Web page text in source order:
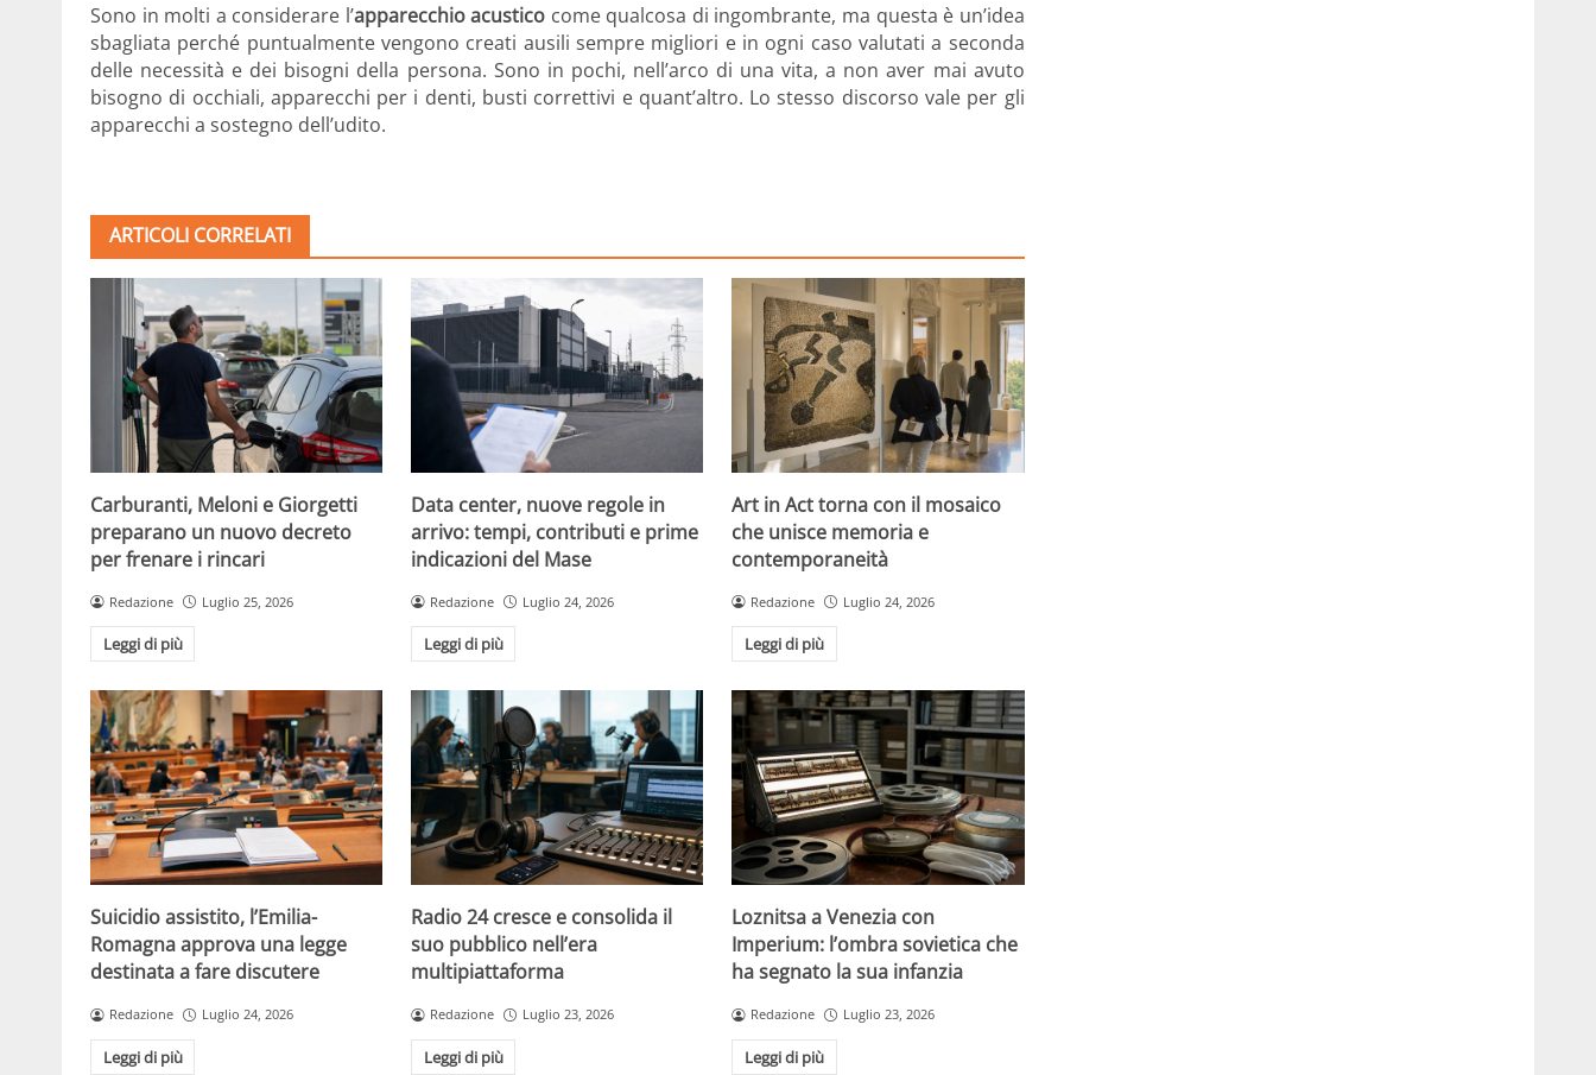
Sono in molti a considerare l’apparecchio acustico come qualcosa di ingombrante, ma questa è un’idea
sbagliata perché puntualmente vengono creati ausili sempre migliori e in ogni caso valutati a seconda
delle necessità e dei bisogni della persona. Sono in pochi, nell’arco di una vita, a non aver mai avuto
bisogno di occhiali, apparecchi per i denti, busti correttivi e quant’altro. Lo stesso discorso vale per gli
apparecchi a sostegno dell’udito.
ARTICOLI CORRELATI
Carburanti, Meloni e Giorgetti
preparano un nuovo decreto
per frenare i rincari
Redazione Luglio 25, 2026
Leggi di più
Data center, nuove regole in
arrivo: tempi, contributi e prime
indicazioni del Mase
Redazione Luglio 24, 2026
Leggi di più
Art in Act torna con il mosaico
che unisce memoria e
contemporaneità
Redazione Luglio 24, 2026
Leggi di più
Suicidio assistito, l’Emilia-
Romagna approva una legge
destinata a fare discutere
Redazione Luglio 24, 2026
Leggi di più
Radio 24 cresce e consolida il
suo pubblico nell’era
multipiattaforma
Redazione Luglio 23, 2026
Leggi di più
Loznitsa a Venezia con
Imperium: l’ombra sovietica che
ha segnato la sua infanzia
Redazione Luglio 23, 2026
Leggi di più